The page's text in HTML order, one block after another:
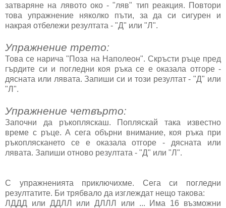
затваряне на лявото око - "ляв" тип реакция. Повтори
това упражнение няколко пъти, за да си сигурен и
накрая отбележи резултата - "Д" или "Л".
Упражнение трето:
Това се нарича "Поза на Наполеон". Скръсти ръце пред
гърдите си и погледни коя ръка се е оказала отгоре -
дясната или лявата. Запиши си и този резултат - "Д" или
"Л".
Упражнение четвърто:
Започни да ръкопляскаш. Попляскай така известно
време с ръце. А сега обърни внимание, коя ръка при
ръкопляскането се е оказала отгоре - дясната или
лявата. Запиши отново резултата - "Д" или "Л".
С упражненията приключихме. Сега си погледни
резултатите. Би трябвало да изглеждат нещо такова:
ЛДДД или ДДЛЛ или ДЛЛЛ или ... Има 16 възможни